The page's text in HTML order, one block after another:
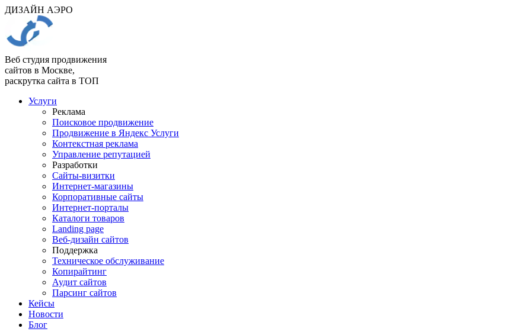
ДИЗАЙН АЭРО
Веб студия продвижения
сайтов в Москве,
раскрутка сайта в ТОП
Услуги
Реклама
Поисковое продвижение
Продвижение в Яндекс Услуги
Контекстная реклама
Управление репутацией
Разработки
Сайты-визитки
Интернет-магазины
Корпоративные сайты
Интернет-порталы
Каталоги товаров
Landing page
Веб-дизайн сайтов
Поддержка
Техническое обслуживание
Копирайтинг
Аудит сайтов
Парсинг сайтов
Кейсы
Новости
Блог